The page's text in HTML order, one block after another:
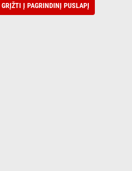
GRĮŽTI Į PAGRINDINĮ PUSLAPĮ